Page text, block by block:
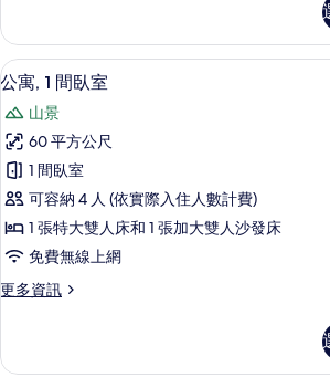
有
相
片
1
間
臥
的
詳
情
顯
示
公
寓,
間
臥
室
的
有
1 間臥室、
14
公寓, 1 間臥室
山景
60 平方公尺
1 間臥室
可容納 4 人 (依實際入住人數計費)
1 張特大雙人床和 1 張加大雙人沙發床
免費無線上網
更多資訊
更
1